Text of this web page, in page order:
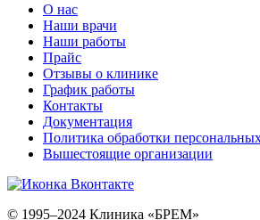
О нас
Наши врачи
Наши работы
Прайс
Отзывы о клинике
График работы
Контакты
Документация
Политика обработки
Вышестоящие организации
© 1995–2024 Клиника «БРЕМ»